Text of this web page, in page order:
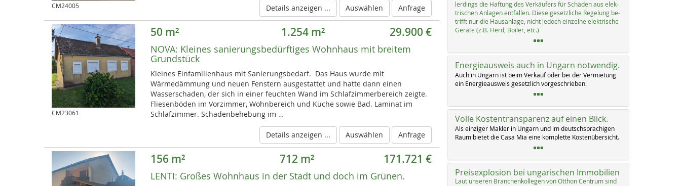
CM24005 Details anzeigen ... Auswählen Anfrage
CM23061
50 m² 1.254 m² 29.900 €
NOVA: Kleines sanierungsbedürftiges Wohnhaus mit breitem
Grundstück
Kleines Einfamilienhaus mit Sanierungsbedarf. Das Haus wurde mit
Wärmedämmung und neuen Fenstern ausgestattet und hatte dann einen
Wasserschaden, der sich in einer feuchten Wand im Schlafzimmerbereich zeigte.
Fliesenböden im Vorzimmer, Wohnbereich und Küche sowie Bad. Laminat im
Schlafzimmer. Schadenbehebung im …
Details anzeigen ... Auswählen Anfrage
156 m² 712 m² 171.721 €
LENTI: Großes Wohnhaus in der Stadt und doch im Grünen.
ler­dings die Haf­tung des Ver­käu­fers für Schä­den aus elek­
tri­schen An­la­gen ent­fal­len. Die­se ge­setz­li­che Re­ge­lung be­
trifft nur die Haus­an­la­ge, nicht je­doch ein­zel­ne elek­tri­sche
Ge­rä­te (z.B. Herd, Boi­ler, etc.)
Energieausweis auch in Ungarn notwendig.
Auch in Un­garn ist beim Ver­kauf oder bei der Ver­mie­tung
ein En­er­gie­aus­weis ge­setz­lich vor­ge­schrie­ben.
Volle Kostentransparenz auf einen Blick.
Als ein­zi­ger Mak­ler in Un­garn und im deutsch­spra­chi­gen
Raum bie­tet die Ca­sa Mia ei­ne kom­p­let­te Kos­ten­über­sicht.
Preisexplosion bei ungarischen Immobilien
Laut un­se­ren Bran­chen­kol­le­gen von Ott­hon Cen­trum sind